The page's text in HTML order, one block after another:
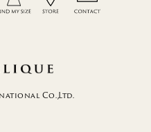
Co.,Ltd.